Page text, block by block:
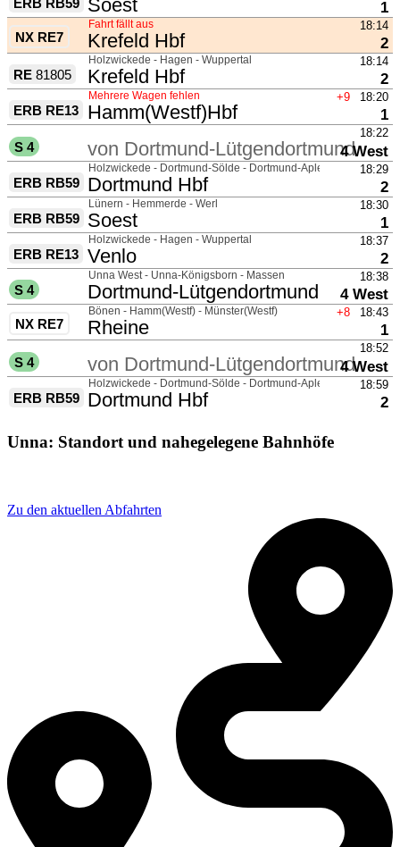
Unna: Standort und nahegelegene Bahnhöfe
Zu den aktuellen Abfahrten